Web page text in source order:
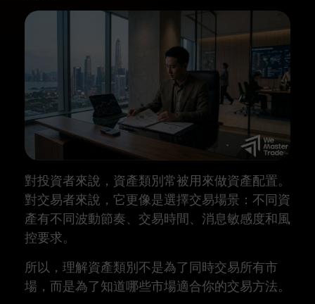
對投資者來說，資產類別常被用來做資產配置。
對交易者來說，它更像是選擇交易場景：不同資
產有不同波動節奏、交易時間、消息敏感度和風
控要求。
所以，理解資產類別不是為了同時交易所有市
場，而是為了知道哪些市場適合你的交易方法。